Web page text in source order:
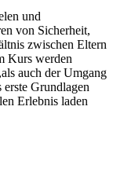
und
von Sicherheit,
zwischen Eltern
Kurs werden
auch der Umgang
Grundlagen
Erlebnis laden